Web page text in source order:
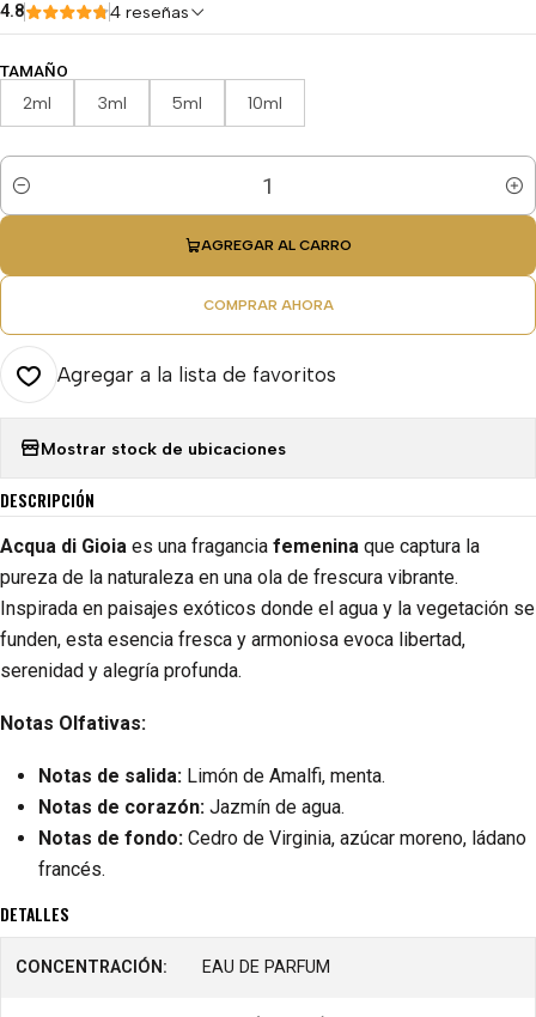
4.8 4 reseñas
TAMAÑO
2ml 3ml 5ml 10ml
Cantidad
AGREGAR AL CARRO
COMPRAR AHORA
Agregar a la lista de favoritos
Mostrar stock de ubicaciones
DESCRIPCIÓN
Acqua di Gioia es una fragancia femenina que captura la
pureza de la naturaleza en una ola de frescura vibrante.
Inspirada en paisajes exóticos donde el agua y la vegetación se
funden, esta esencia fresca y armoniosa evoca libertad,
serenidad y alegría profunda.
Notas Olfativas:
Notas de salida: Limón de Amalfi, menta.
Notas de corazón: Jazmín de agua.
Notas de fondo: Cedro de Virginia, azúcar moreno, ládano
francés.
DETALLES
CONCENTRACIÓN: EAU DE PARFUM